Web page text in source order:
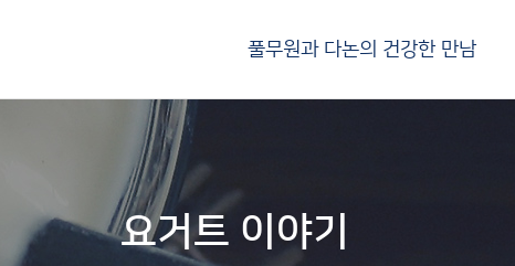
풀무원과 다논의 건강한 만남
요거트 이야기